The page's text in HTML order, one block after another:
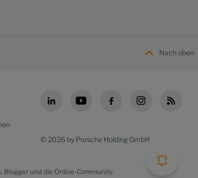
Nach oben
© 2026 by Porsche Holding GmbH
und die Online-Community.